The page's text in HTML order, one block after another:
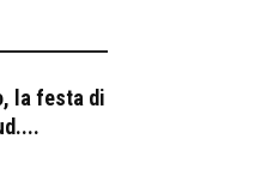
la festa di